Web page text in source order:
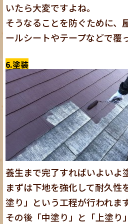
いたら大変ですよね。
そうなることを防ぐために、
ールシートやテープなどで覆
6.塗装
養生まで完了すればいよいよ
まずは下地を強化して耐久性
塗り」という工程が行われます
その後「中塗り」と「上塗り